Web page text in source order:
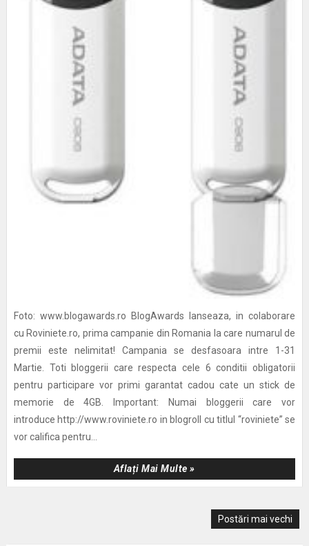
Foto: www.blogawards.ro BlogAwards lanseaza, in colaborare
cu Roviniete.ro, prima campanie din Romania la care numarul de
premii este nelimitat! Campania se desfasoara intre 1-31
Martie. Toti bloggerii care respecta cele 6 conditii obligatorii
pentru participare vor primi garantat cadou cate un stick de
memorie de 4GB. Important: Numai bloggerii care vor
introduce http://www.roviniete.ro in blogroll cu titlul “roviniete” se
vor califica pentru...
Aflați Mai Multe »
Postări mai vechi